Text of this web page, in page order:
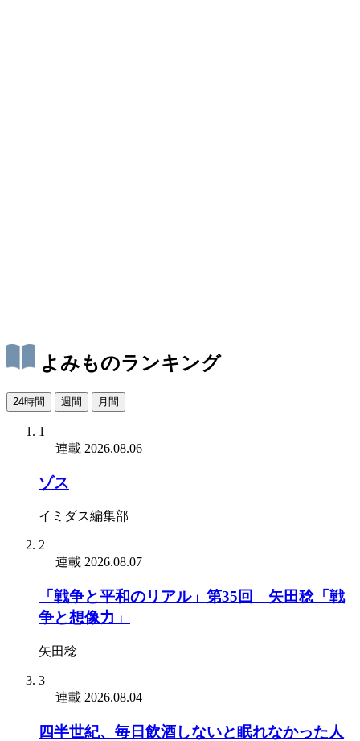
よみものランキング
24時間 週間 月間
1
連載 2026.08.06
ゾス
イミダス編集部
2
連載 2026.08.07
「戦争と平和のリアル」第35回 矢田稔「戦
争と想像力」
矢田稔
3
連載 2026.08.04
四半世紀、毎日飲酒しないと眠れなかった人